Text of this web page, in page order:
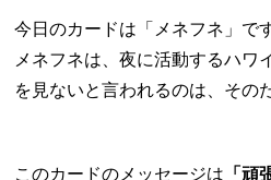
今日のカードは「メネフネ」で
メネフネは、夜に活動するハワ
を見ないと言われるのは、その
このカードのメッセージは 「頑